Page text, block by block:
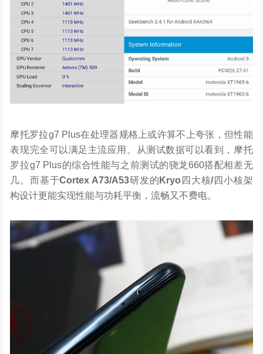
摩托罗拉g7 Plus在处理器规格上或许算不上夸张，但性能
表现完全可以满足主流应用。从测试数据可以看到，摩托
罗拉g7 Plus的综合性能与之前测试的骁龙660搭配相差无
几。而基于Cortex A73/A53研发的 Kryo 四大核/四小核架
构设计更能实现性能与功耗平衡，流畅又不费电。